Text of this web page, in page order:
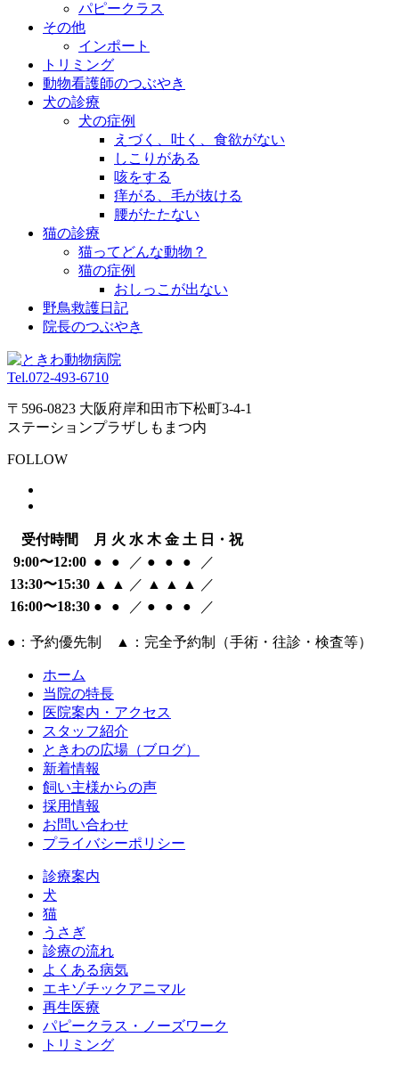
パピークラス
その他
インポート
トリミング
動物看護師のつぶやき
犬の診療
犬の症例
えづく、吐く、食欲がない
しこりがある
咳をする
痒がる、毛が抜ける
腰がたたない
猫の診療
猫ってどんな動物？
猫の症例
おしっこが出ない
野鳥救護日記
院長のつぶやき
Tel.072-493-6710
〒596-0823 大阪府岸和田市下松町3-4-1
ステーションプラザしもまつ内
FOLLOW
受付時間 月 火 水 木 金 土 日・祝
9:00〜12:00 ● ● ／ ● ● ●
／
13:30〜15:30 ▲ ▲ ／ ▲ ▲ ▲
／
16:00〜18:30 ● ● ／ ● ● ● ／
●：予約優先制 ▲：完全予約制（手術・往診・検査等）
ホーム
当院の特長
医院案内・アクセス
スタッフ紹介
ときわの広場（ブログ）
新着情報
飼い主様からの声
採用情報
お問い合わせ
プライバシーポリシー
診療案内
犬
猫
うさぎ
診療の流れ
よくある病気
エキゾチックアニマル
再生医療
パピークラス・ノーズワーク
トリミング